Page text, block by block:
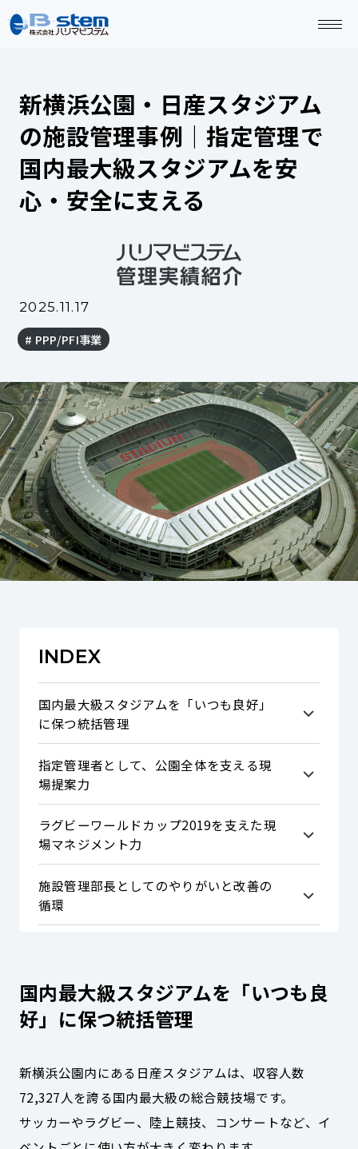
新横浜公園・日産スタジアム
の施設管理事例｜指定管理で
国内最大級スタジアムを安
心・安全に支える
2025.11.17
PPP/PFI事業
INDEX
国内最大級スタジアムを「いつも良好」
に保つ統括管理
指定管理者として、公園全体を支える現
場提案力
ラグビーワールドカップ2019を支えた現
場マネジメント力
施設管理部長としてのやりがいと改善の
循環
国内最大級スタジアムを「いつも良
好」に保つ統括管理
新横浜公園内にある日産スタジアムは、収容人数
72,327人を誇る国内最大級の総合競技場です。
サッカーやラグビー、陸上競技、コンサートなど、イ